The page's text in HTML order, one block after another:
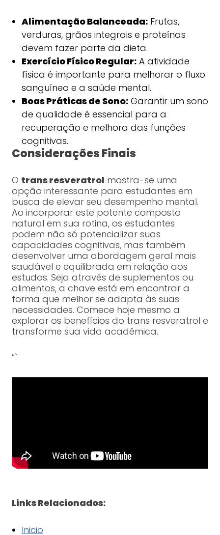
Alimentação Balanceada:Frutas,
verduras, grãos integrais e proteínas
devem fazer parte da dieta.
Exercício Físico Regular:A atividade
física é importante para melhorar o fluxo
sanguíneo e a saúde mental.
Boas Práticas de Sono:Garantir um sono
de qualidade é essencial para a
recuperação e melhora das funções
cognitivas.
Considerações Finais
O trans resveratrol mostra-se uma
opção interessante para estudantes em
busca de elevar seu desempenho mental.
Ao incorporar este potente composto
natural em sua rotina, os estudantes
podem não só potencializar suas
capacidades cognitivas, mas também
desenvolver uma abordagem geral mais
saudável e equilibrada em relação aos
estudos. Seja através de suplementos ou
alimentos, a chave está em encontrar a
forma que melhor se adapta às suas
necessidades. Comece hoje mesmo a
explorar os benefícios do trans resveratrol e
transforme sua vida acadêmica.
“`
Links Relacionados:
Inicio